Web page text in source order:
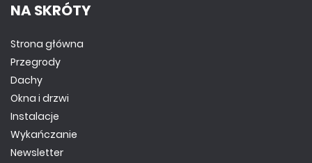
NA SKRÓTY
Strona główna
Przegrody
Dachy
Okna i drzwi
Instalacje
Wykańczanie
Newsletter